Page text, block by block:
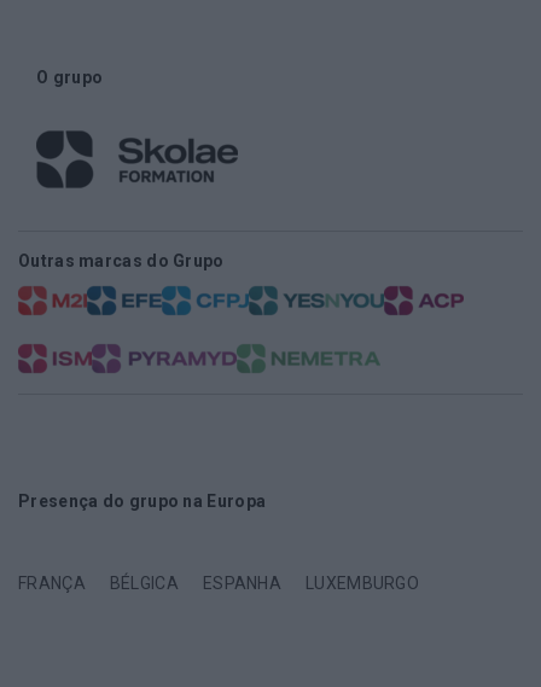
O grupo
Outras marcas do Grupo
Presença do grupo na Europa
FRANÇA BÉLGICA ESPANHA LUXEMBURGO